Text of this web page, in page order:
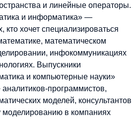
и линейные операторы.
и информатика» —
кто хочет специализироваться
математическом
инфокоммуникациях
Выпускники
и компьютерные науки»
аналитиков-программистов,
моделей, консультантов
моделированию в компаниях